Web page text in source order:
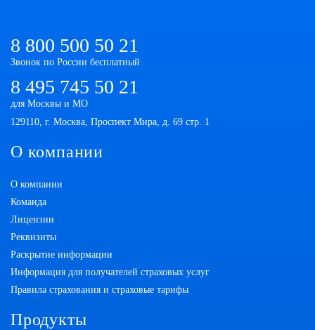
8 800 500 50 21
Звонок по России бесплатный
8 495 745 50 21
для Москвы и МО
129110, г. Москва, Проспект Мира, д. 69 стр. 1
О компании
О компании
Команда
Лицензии
Реквизиты
Раскрытие информации
Информация для получателей страховых услуг
Правила страхования и страховые тарифы
Продукты